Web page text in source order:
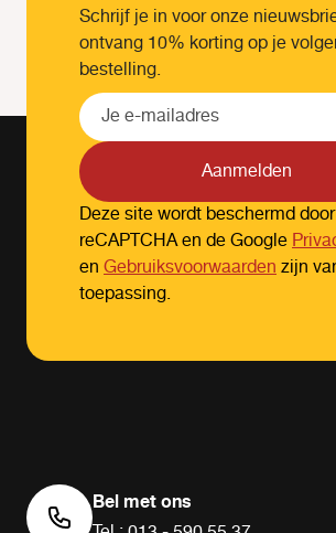
Schrijf je in voor onze
ontvang 10% korting op je
bestelling.
Aanmelden
Deze site wordt beschermd door
reCAPTCHA en de Google
en Gebruiksvoorwaardenzijn
toepassing.
Bel met ons